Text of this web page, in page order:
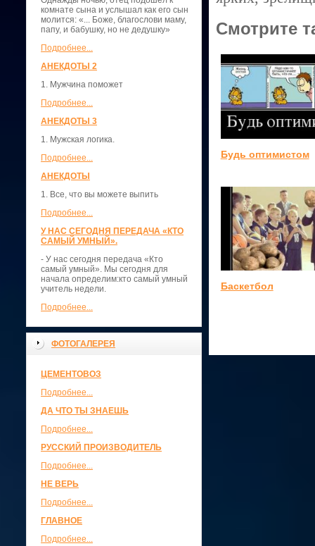
комнате сына и услышал как его сын
молится: «... Боже, благослови маму,
папу, и бабушку, но не дедушку»
Подробнее...
АНЕКДОТЫ 2
1. Мужчина поможет
Подробнее...
АНЕКДОТЫ 3
1. Мужская логика.
Подробнее...
АНЕКДОТЫ
1. Все, что вы можете выпить
Подробнее...
У НАС СЕГОДНЯ ПЕРЕДАЧА «КТО
САМЫЙ УМНЫЙ».
- У нас сегодня передача «Кто
самый умный». Мы сегодня для
начала определим:кто самый умный
учитель недели.
Подробнее...
ФОТОГАЛЕРЕЯ
ЦЕМЕНТОВОЗ
Подробнее...
ДА ЧТО ТЫ ЗНАЕШЬ
Подробнее...
РУССКИЙ ПРОИЗВОДИТЕЛЬ
Подробнее...
НЕ ВЕРЬ
Подробнее...
ГЛАВНОЕ
Подробнее...
Смотрите
Будь оптимистом
Баскетбол